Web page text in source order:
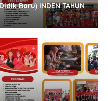
Baru) INDEN TAHUN